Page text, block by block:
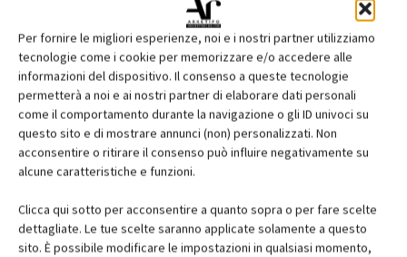
Per fornire le migliori esperienze, noi e i nostri partner utilizziamo
tecnologie come i cookie per memorizzare e/o accedere alle
informazioni del dispositivo. Il consenso a queste tecnologie
permetterà a noi e ai nostri partner di elaborare dati personali
come il comportamento durante la navigazione o gli ID univoci su
questo sito e di mostrare annunci (non) personalizzati. Non
acconsentire o ritirare il consenso può influire negativamente su
alcune caratteristiche e funzioni.
Clicca qui sotto per acconsentire a quanto sopra o per fare scelte
dettagliate. Le tue scelte saranno applicate solamente a questo
sito. È possibile modificare le impostazioni in qualsiasi momento,
Edicola web
Iscriviti alla newsletter